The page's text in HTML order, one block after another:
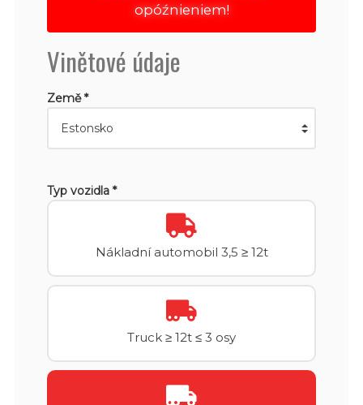
opóźnieniem!
Vinětové údaje
Země *
Typ vozidla *
Nákladní automobil 3,5 ≥ 12t
Truck ≥ 12t ≤ 3 osy